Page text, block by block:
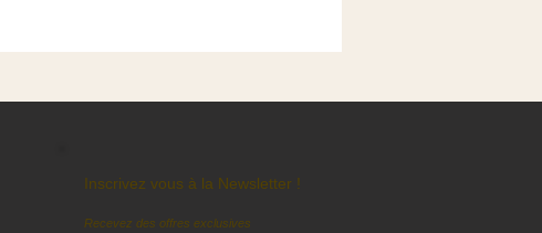
Inscrivez vous à la Newsletter !
Recevez des offres exclusives